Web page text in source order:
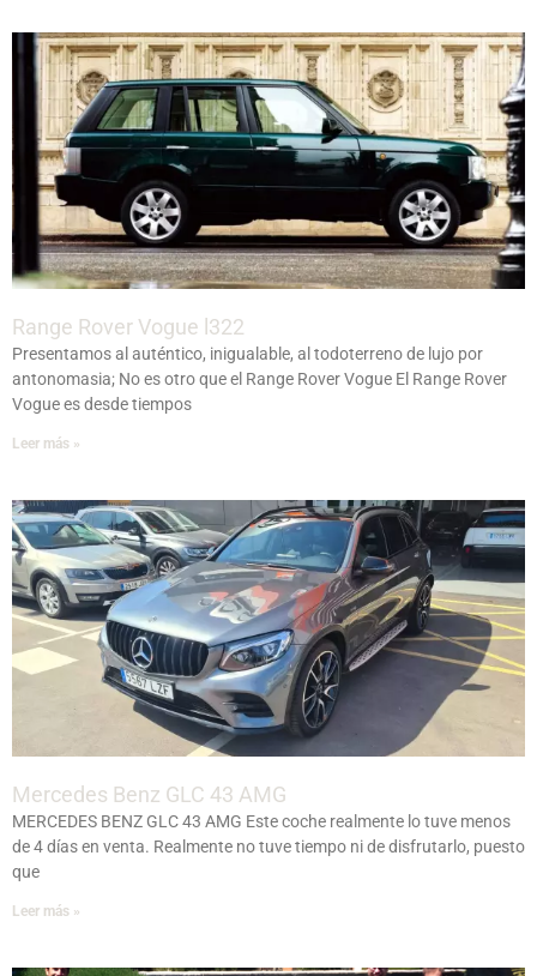
Range Rover Vogue l322
Presentamos al auténtico, inigualable, al todoterreno de lujo por
antonomasia; No es otro que el Range Rover Vogue El Range Rover
Vogue es desde tiempos
Leer más »
Mercedes Benz GLC 43 AMG
MERCEDES BENZ GLC 43 AMG Este coche realmente lo tuve menos
de 4 días en venta. Realmente no tuve tiempo ni de disfrutarlo, puesto
que
Leer más »